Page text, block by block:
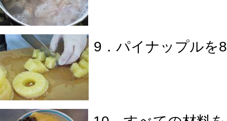
9．パイナップルを